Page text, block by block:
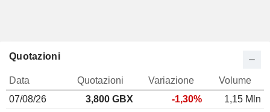
Quotazioni
Data Quotazioni Variazione
Volume
07/08/26
3,800 GBX -1,30%
1,15 Mln